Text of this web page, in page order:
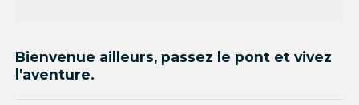
Bienvenue ailleurs, passez le pont et vivez
l'aventure.